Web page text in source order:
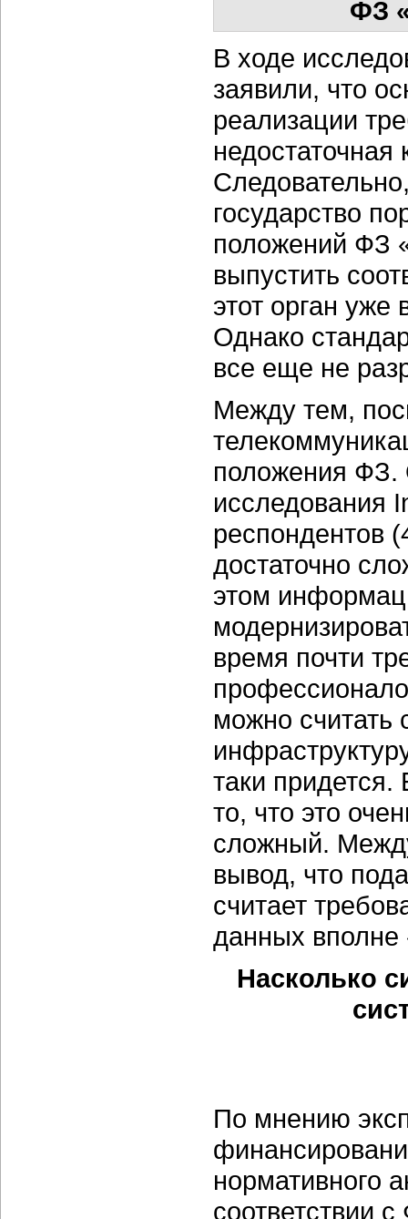
ФЗ
В ходе
заявили, что
реализации
недостаточная
государство
положений ФЗ
выпустить
этот орган
Однако
все еще не
Между тем,
положения ФЗ.
исследования
респондентов
достаточно
этом
время почти
можно
таки
то, что это
сложный.
вывод, что
считает
данных
Насколько
По мнению
нормативного
соответствии